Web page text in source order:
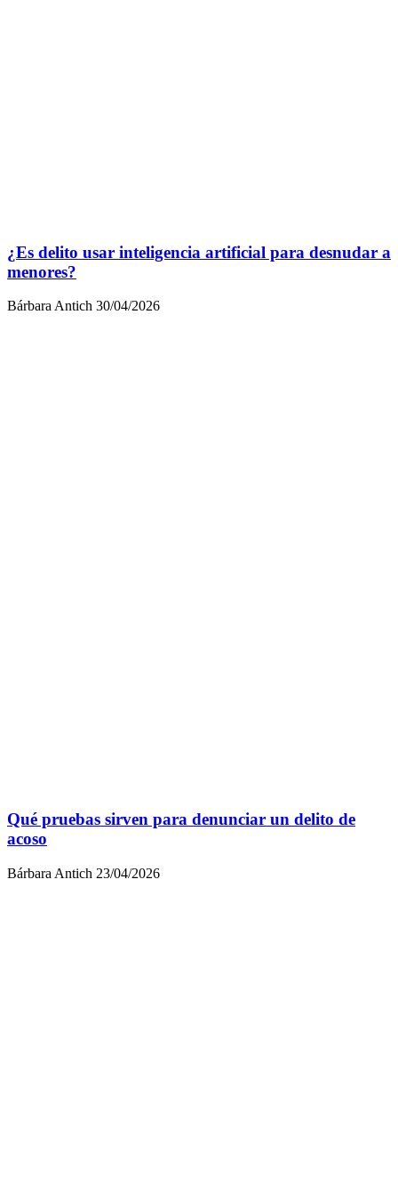
¿Es delito usar inteligencia artificial para desnudar a
menores?
Bárbara Antich 30/04/2026
Qué pruebas sirven para denunciar un delito de
acoso
Bárbara Antich 23/04/2026